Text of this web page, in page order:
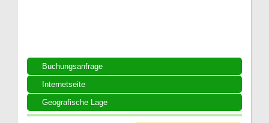
Buchungsanfrage
Internetseite
Geografische Lage